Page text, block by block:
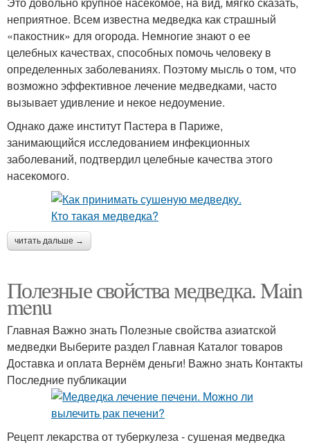
неприятное. Всем известна медведка как страшный
«пакостник» для огорода. Немногие знают о ее
целебных качествах, способных помочь человеку в
определенных заболеваниях. Поэтому мысль о том, что
возможно эффективное лечение медведками, часто
вызывает удивление и некое недоумение.
Однако даже институт Пастера в Париже,
занимающийся исследованием инфекционных
заболеваний, подтвердил целебные качества этого
насекомого.
читать дальше →
Полезные свойства медведка. Main
menu
Главная Важно знать Полезные свойства азиатской
медведки Выберите раздел Главная Каталог товаров
Доставка и оплата Вернём деньги! Важно знать Контакты
Последние публикации
Рецепт лекарства от туберкулеза - сушеная медведка